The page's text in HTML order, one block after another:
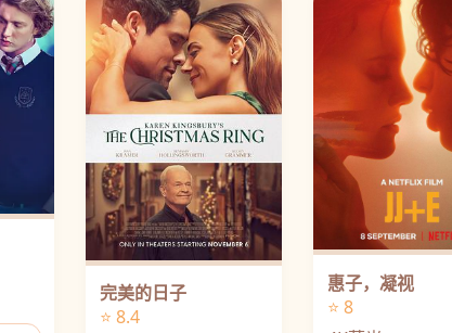
完美的日子
⭐ 8.4
惠子，凝视
⭐ 8